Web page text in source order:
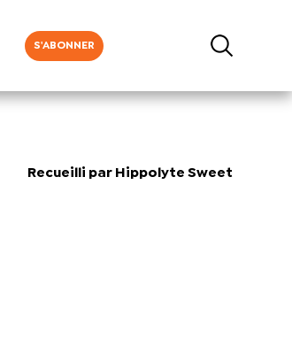
S'ABONNER
Recueilli par Hippolyte Sweet